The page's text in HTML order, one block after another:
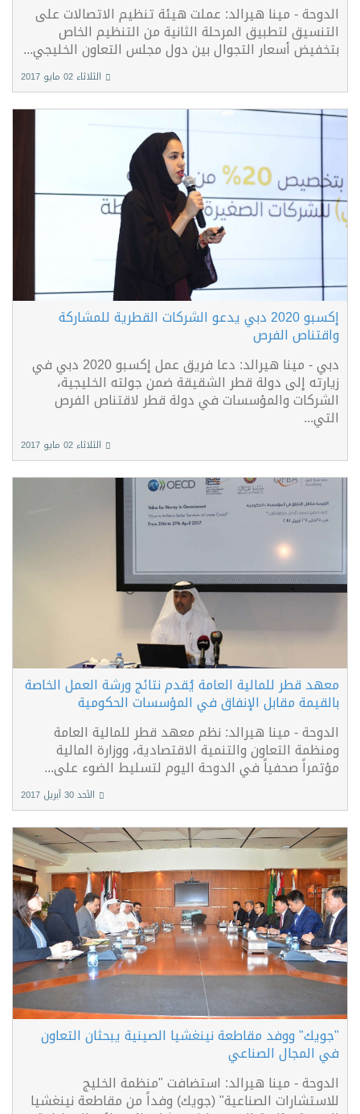
الدوحة - مينا هيرالد: عملت هيئة تنظيم الاتصالات على
التنسيق لتطبيق المرحلة الثانية من التنظيم الخاص
بتخفيض أسعار التجوال بين دول مجلس التعاون الخليجي...
الثلاثاء 02 مايو 2017
إكسبو 2020 دبي يدعو الشركات القطرية للمشاركة
واقتناص الفرص
دبي - مينا هيرالد: دعا فريق عمل إكسبو 2020 دبي في
زيارته إلى دولة قطر الشقيقة ضمن جولته الخليجية،
الشركات والمؤسسات في دولة قطر لاقتناص الفرص
التي...
الثلاثاء 02 مايو 2017
معهد قطر للمالية العامة يُقدم نتائج ورشة العمل الخاصة
بالقيمة مقابل الإنفاق في المؤسسات الحكومية
الدوحة - مينا هيرالد: نظم معهد قطر للمالية العامة
ومنظمة التعاون والتنمية الاقتصادية، ووزارة المالية
مؤتمراً صحفياً في الدوحة اليوم لتسليط الضوء على...
الأحد 30 أبريل 2017
"جويك" ووفد مقاطعة نينغشيا الصينية يبحثان التعاون
في المجال الصناعي
الدوحة - مينا هيرالد: استضافت "منظمة الخليج
للاستشارات الصناعية" (جويك) وفداً من مقاطعة نينغشيا